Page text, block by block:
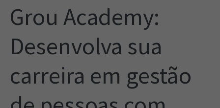
Grou Academy:
Desenvolva sua
carreira em gestão